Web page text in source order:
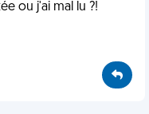
ou j'ai mal lu ?!